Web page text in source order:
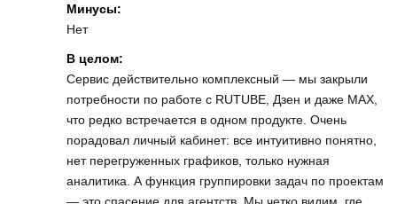
Минусы:
Нет
В целом:
Сервис действительно комплексный — мы закрыли
потребности по работе с RUTUBE, Дзен и даже MAX,
что редко встречается в одном продукте. Очень
порадовал личный кабинет: все интуитивно понятно,
нет перегруженных графиков, только нужная
аналитика. А функция группировки задач по проектам